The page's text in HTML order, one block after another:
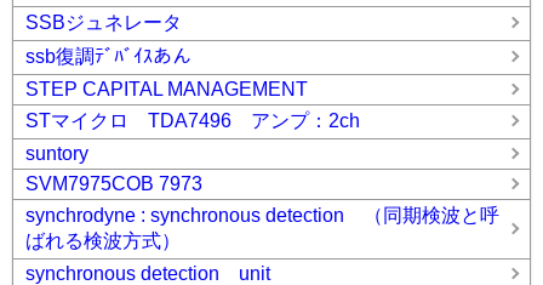
SSBジュネレータ
ssb復調ﾃﾞﾊﾞｲｽあん
STEP CAPITAL MANAGEMENT
STマイクロ TDA7496 アンプ：2ch
suntory
SVM7975COB 7973
synchrodyne : synchronous detection （同期検波と呼
ばれる検波方式）
synchronous detection unit